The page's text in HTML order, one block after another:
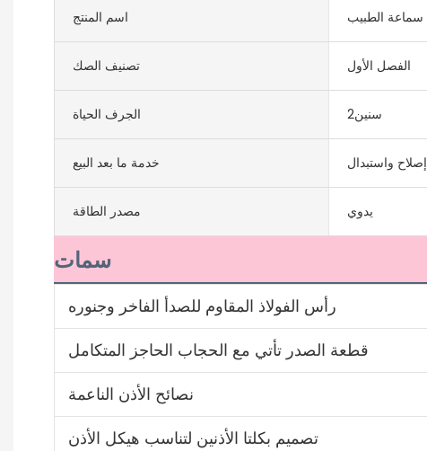
اسم المنتج سماعة الطبيب
تصنيف الصك الفصل الأول
الجرف الحياة سنين2
خدمة ما بعد البيع إصلاح واستبدال
مصدر الطاقة يدوي
سمات
رأس الفولاذ المقاوم للصدأ الفاخر وجنوره
قطعة الصدر تأتي مع الحجاب الحاجز المتكامل
نصائح الأذن الناعمة
تصميم بكلتا الأذنين لتناسب هيكل الأذن